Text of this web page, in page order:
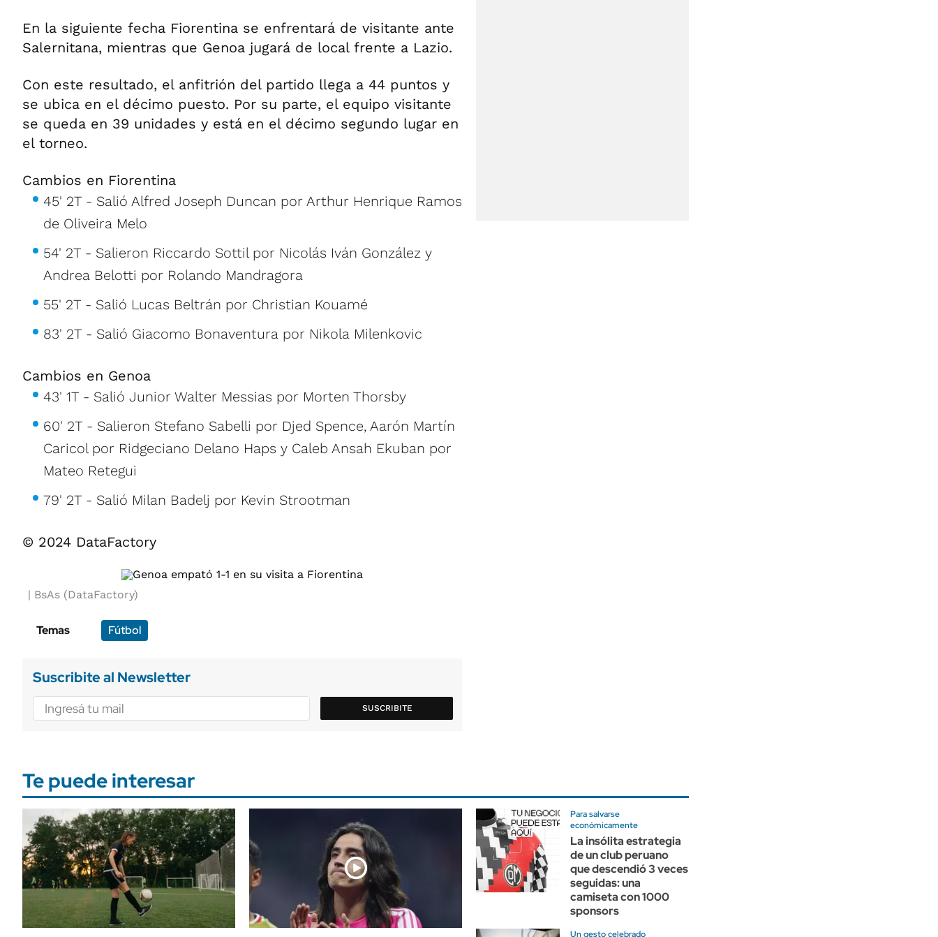
En la siguiente fecha Fiorentina se enfrentará de visitante ante
Salernitana, mientras que Genoa jugará de local frente a Lazio.
Con este resultado, el anfitrión del partido llega a 44 puntos y
se ubica en el décimo puesto. Por su parte, el equipo visitante
se queda en 39 unidades y está en el décimo segundo lugar en
el torneo.
Cambios en Fiorentina
45' 2T - Salió Alfred Joseph Duncan por Arthur Henrique Ramos
de Oliveira Melo
54' 2T - Salieron Riccardo Sottil por Nicolás Iván González y
Andrea Belotti por Rolando Mandragora
55' 2T - Salió Lucas Beltrán por Christian Kouamé
83' 2T - Salió Giacomo Bonaventura por Nikola Milenkovic
Cambios en Genoa
43' 1T - Salió Junior Walter Messias por Morten Thorsby
60' 2T - Salieron Stefano Sabelli por Djed Spence, Aarón Martín
Caricol por Ridgeciano Delano Haps y Caleb Ansah Ekuban por
Mateo Retegui
79' 2T - Salió Milan Badelj por Kevin Strootman
© 2024 DataFactory
BsAs (DataFactory)
Temas Fútbol
Suscribite al Newsletter
SUSCRIBITE
Te puede interesar
Para salvarse
económicamente
La insólita estrategia
de un club peruano
que descendió 3 veces
seguidas: una
camiseta con 1000
sponsors
Un gesto celebrado